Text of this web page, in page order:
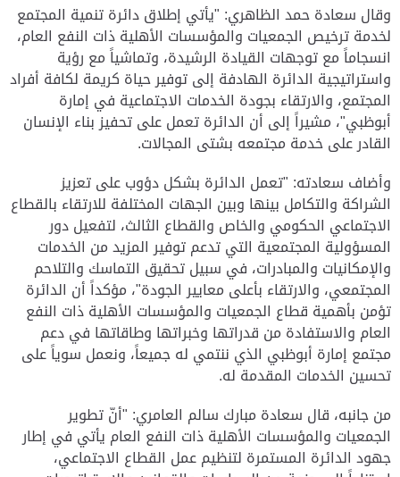
وقال سعادة حمد الظاهري: "يأتي إطلاق دائرة تنمية المجتمع
لخدمة ترخيص الجمعيات والمؤسسات الأهلية ذات النفع العام،
انسجاماً مع توجهات القيادة الرشيدة، وتماشياً مع رؤية
واستراتيجية الدائرة الهادفة إلى توفير حياة كريمة لكافة أفراد
المجتمع، والارتقاء بجودة الخدمات الاجتماعية في إمارة
أبوظبي"، مشيراً إلى أن الدائرة تعمل على تحفيز بناء الإنسان
القادر على خدمة مجتمعه بشتى المجالات.
وأضاف سعادته: "تعمل الدائرة بشكل دؤوب على تعزيز
الشراكة والتكامل بينها وبين الجهات المختلفة للارتقاء بالقطاع
الاجتماعي الحكومي والخاص والقطاع الثالث، لتفعيل دور
المسؤولية المجتمعية التي تدعم توفير المزيد من الخدمات
والإمكانيات والمبادرات، في سبيل تحقيق التماسك والتلاحم
المجتمعي، والارتقاء بأعلى معايير الجودة"، مؤكداً أن الدائرة
تؤمن بأهمية قطاع الجمعيات والمؤسسات الأهلية ذات النفع
العام والاستفادة من قدراتها وخبراتها وطاقاتها في دعم
مجتمع إمارة أبوظبي الذي ننتمي له جميعاً، ونعمل سوياً على
تحسين الخدمات المقدمة له.
من جانبه، قال سعادة مبارك سالم العامري: "أنّ تطوير
الجمعيات والمؤسسات الأهلية ذات النفع العام يأتي في إطار
جهود الدائرة المستمرة لتنظيم عمل القطاع الاجتماعي،